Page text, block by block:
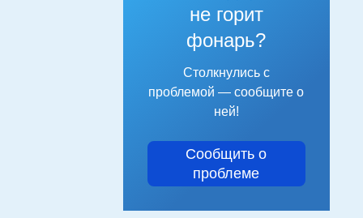
не горит
фонарь?
Столкнулись с
проблемой — сообщите о
ней!
Сообщить о
проблеме